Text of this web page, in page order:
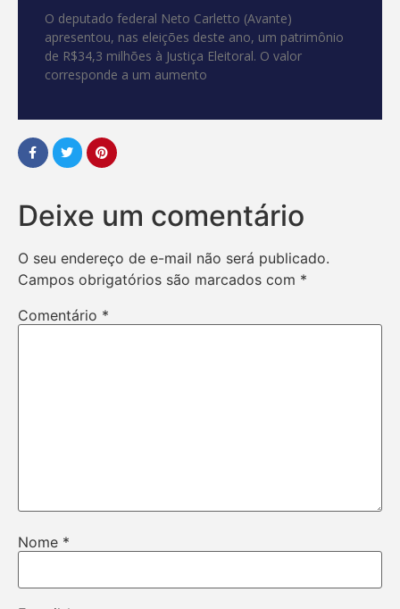
O deputado federal Neto Carletto (Avante)
apresentou, nas eleições deste ano, um patrimônio
de R$34,3 milhões à Justiça Eleitoral. O valor
corresponde a um aumento
Deixe um comentário
O seu endereço de e-mail não será publicado.
Campos obrigatórios são marcados com *
Comentário *
Nome *